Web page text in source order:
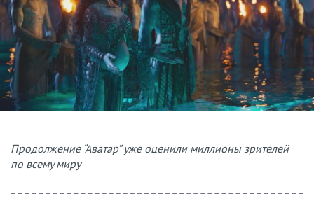
Продолжение “Аватар” уже оценили миллионы зрителей
по всему миру